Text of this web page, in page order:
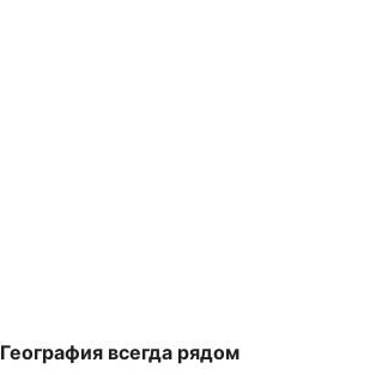
География всегда рядом